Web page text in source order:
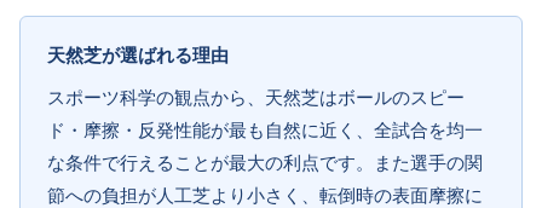
天然芝が選ばれる理由
スポーツ科学の観点から、天然芝はボールのスピー
ド・摩擦・反発性能が最も自然に近く、全試合を均一
な条件で行えることが最大の利点です。また選手の関
節への負担が人工芝より小さく、転倒時の表面摩擦に